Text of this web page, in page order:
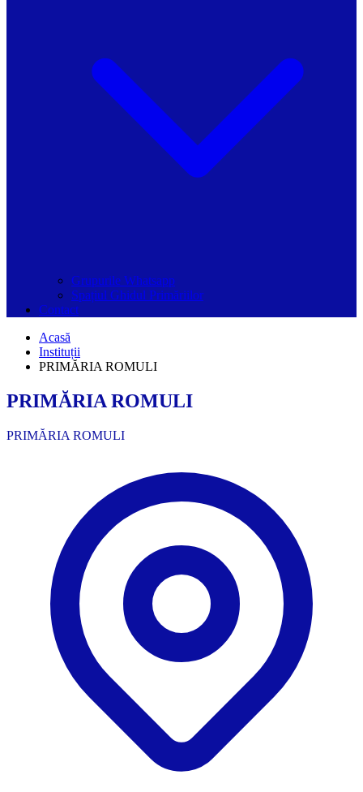
Grupurile Whatsapp
Spațiul Ghidul Primăriilor
Contact
Acasă
Instituții
PRIMĂRIA ROMULI
PRIMĂRIA ROMULI
PRIMĂRIA ROMULI